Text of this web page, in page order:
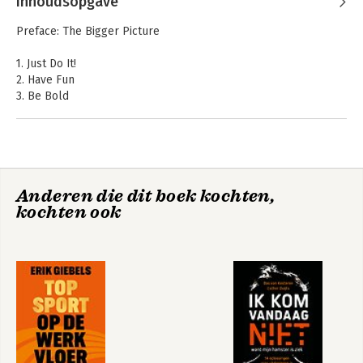
Preface: The Bigger Picture
1. Just Do It!
2. Have Fun
3. Be Bold
9. Gaia Capitalism
10. Sex Appeal
13. Pow! Shazam!
14. Think Young
Epilogue
Index
Anderen die dit boek kochten,
kochten ook